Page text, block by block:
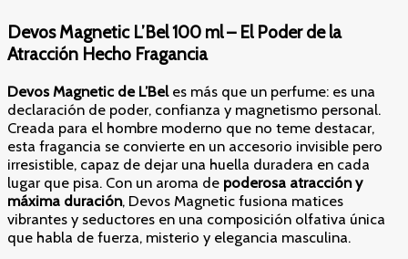
Devos Magnetic L’Bel 100 ml – El Poder de la
Atracción Hecho Fragancia
Devos Magnetic de L’Beles más que un perfume: es una
declaración de poder, confianza y magnetismo personal.
Creada para el hombre moderno que no teme destacar,
esta fragancia se convierte en un accesorio invisible pero
irresistible, capaz de dejar una huella duradera en cada
lugar que pisa. Con un aroma de poderosa atracción y
máxima duración, Devos Magnetic fusiona matices
vibrantes y seductores en una composición olfativa única
que habla de fuerza, misterio y elegancia masculina.